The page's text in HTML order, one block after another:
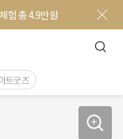
험 총 4.9만원
트굿즈